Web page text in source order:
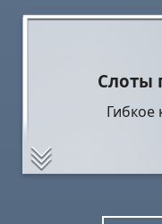
Слоты
Гибкое